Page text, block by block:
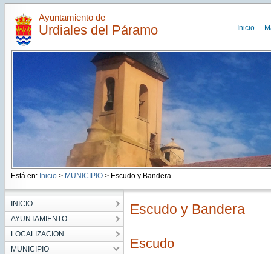
Ayuntamiento de
Urdiales del Páramo Inicio
Está en: Inicio > MUNICIPIO> Escudo y Bandera
INICIO
AYUNTAMIENTO
LOCALIZACION
MUNICIPIO
Escudo y Bandera
Escudo